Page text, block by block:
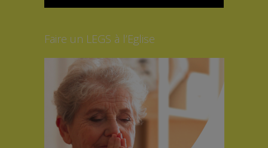
Faire un LEGS à l’Eglise